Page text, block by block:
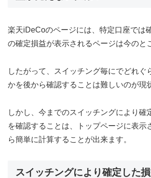
楽天iDeCoのページには、特定口座では
の確定損益が表示されるページは今のと
したがって、スイッチング毎にでどれぐ
かを後から確認することは難しいのが現
しかし、今までのスイッチングにより確
を確認することは、トップページに表示
ら簡単に計算することが出来ます。
スイッチングにより確定した